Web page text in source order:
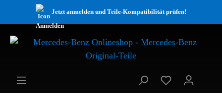
Jetzt anmelden und Teile-Kompatibilität prüfen!